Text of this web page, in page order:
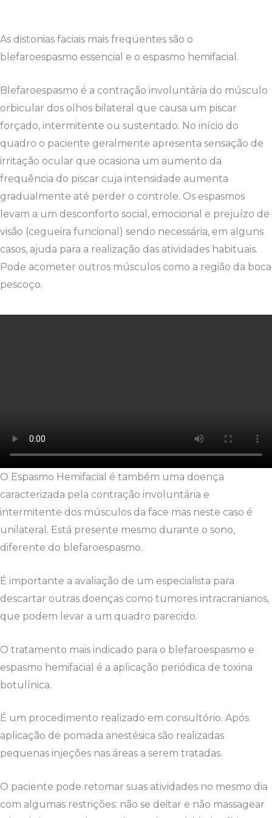
As distonias faciais mais freqüentes são o
blefaroespasmo essencial e o espasmo hemifacial.
Blefaroespasmo é a contração involuntária do músculo
orbicular dos olhos bilateral que causa um piscar
forçado, intermitente ou sustentado. No início do
quadro o paciente geralmente apresenta sensação de
irritação ocular que ocasiona um aumento da
frequência do piscar cuja intensidade aumenta
gradualmente até perder o controle. Os espasmos
levam a um desconforto social, emocional e prejuízo de
visão (cegueira funcional) sendo necessária, em alguns
casos, ajuda para a realização das atividades habituais.
Pode acometer outros músculos como a região da boca
pescoço.
O Espasmo Hemifacial é também uma doença
caracterizada pela contração involuntária e
intermitente dos músculos da face mas neste caso é
unilateral. Está presente mesmo durante o sono,
diferente do blefaroespasmo.
É importante a avaliação de um especialista para
descartar outras doenças como tumores intracranianos,
que podem levar a um quadro parecido.
O tratamento mais indicado para o blefaroespasmo e
espasmo hemifacial é a aplicação periódica de toxina
botulínica.
É um procedimento realizado em consultório. Após
aplicação de pomada anestésica são realizadas
pequenas injeções nas áreas a serem tratadas.
O paciente pode retomar suas atividades no mesmo dia
com algumas restrições: não se deitar e não massagear